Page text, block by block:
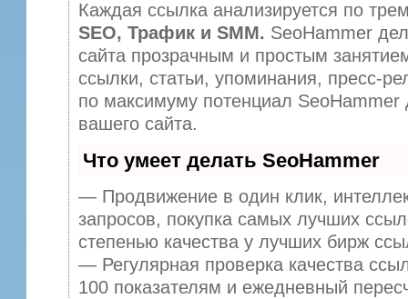
Каждая ссылка анализируется по
SEO, Трафик и SMM. SeoHammer
сайта прозрачным и простым
ссылки, статьи, упоминания, пресс-
по максимуму потенциал
вашего сайта.
Что умеет делать SeoHammer
— Продвижение в один клик,
запросов, покупка самых лучших
степенью качества у лучших бирж
— Регулярная проверка качества
100 показателям и ежедневный